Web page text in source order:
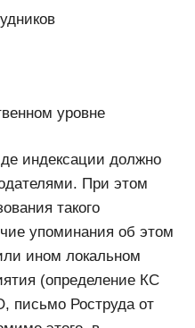
уровне
индексации должно
При этом
такого
упоминания об этом
ином локальном
(определение КС
письмо Роструда от